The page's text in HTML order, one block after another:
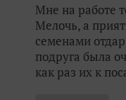
Мне на работе
Мелочь, а
семенами
подруга была
как раз их к